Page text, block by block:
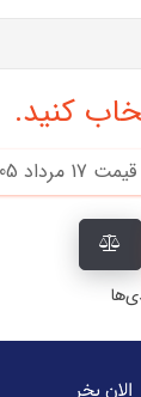
کنید.
قیمت 17 مرداد 1405